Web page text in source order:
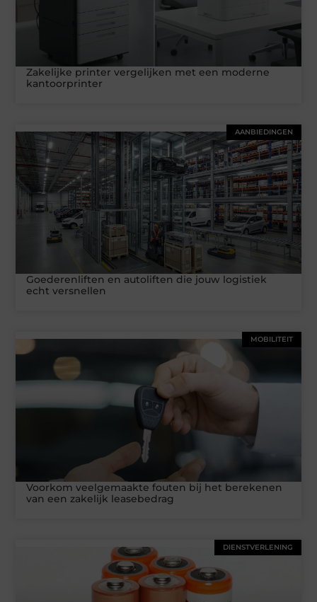
Zakelijke printer vergelijken met een moderne
kantoorprinter
AANBIEDINGEN
Goederenliften en autoliften die jouw logistiek
echt versnellen
MOBILITEIT
Voorkom veelgemaakte fouten bij het berekenen
van een zakelijk leasebedrag
DIENSTVERLENING